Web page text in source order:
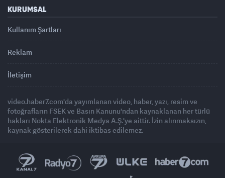
KURUMSAL
Kullanım Şartları
Reklam
İletişim
video.haber7.com'da yayımlanan video, haber, yazı, resim ve
fotoğrafların FSEK ve Basın Kanunu'ndan kaynaklanan her türlü
hakları Nokta Elektronik Medya A.Ş.'ye aittir. İzin alınmaksızın,
kaynak gösterilerek dahi iktibas edilemez.